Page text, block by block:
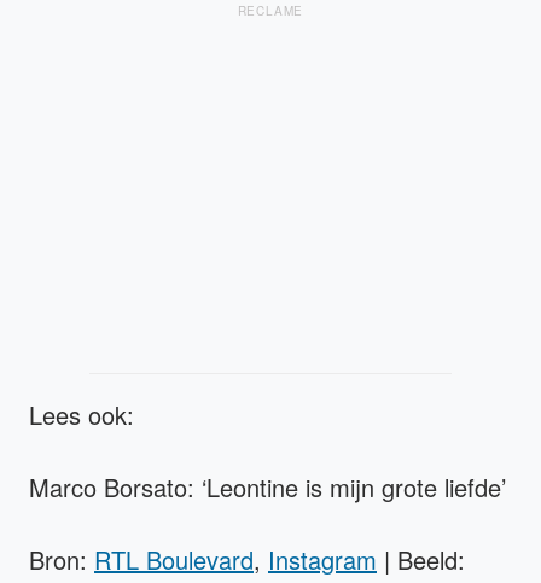
RECLAME
Lees ook:
Marco Borsato: ‘Leontine is mijn grote liefde’
Bron: RTL Boulevard, Instagram | Beeld: